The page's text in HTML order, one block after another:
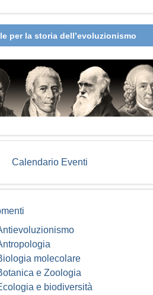
per la storia dell’evoluzionismo
Calendario Eventi
molecolare
e Zoologia
e biodiversità